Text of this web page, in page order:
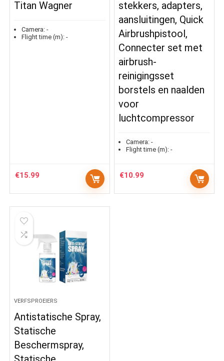
Titan Wagner
Camera: -
Flight time (m): -
€15.99
stekkers, adapters,
aansluitingen, Quick
Airbrushpistool,
Connecter set met
airbrush-
reinigingsset
borstels en naalden
voor
luchtcompressor
Camera: -
Flight time (m): -
€10.99
VERFSPROEIERS
Antistatische Spray,
Statische
Beschermspray,